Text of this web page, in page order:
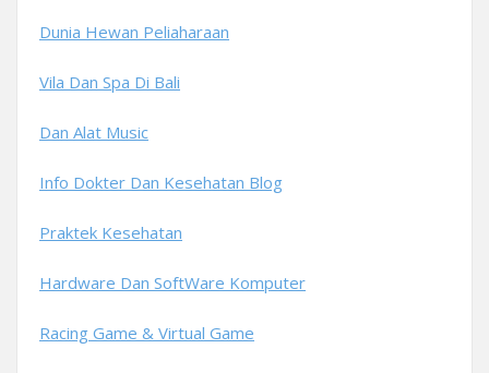
Dunia Hewan Peliaharaan
Vila Dan Spa Di Bali
Dan Alat Music
Info Dokter Dan Kesehatan Blog
Praktek Kesehatan
Hardware Dan SoftWare Komputer
Racing Game & Virtual Game